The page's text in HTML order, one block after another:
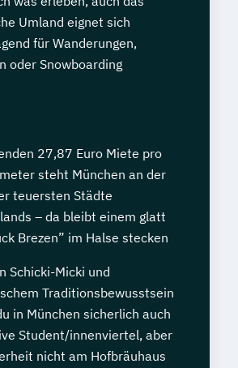
Umland eignet sich
für Wanderungen,
oder Snowboarding
27,87 Euro Miete pro
steht München an der
teuersten Städte
– da bleibt einem glatt
Brezen” im Halse stecken
Schicki-Micki und
Traditionsbewusstsein
in München sicherlich auch
Student/innenviertel, aber
nicht am Hofbräuhaus